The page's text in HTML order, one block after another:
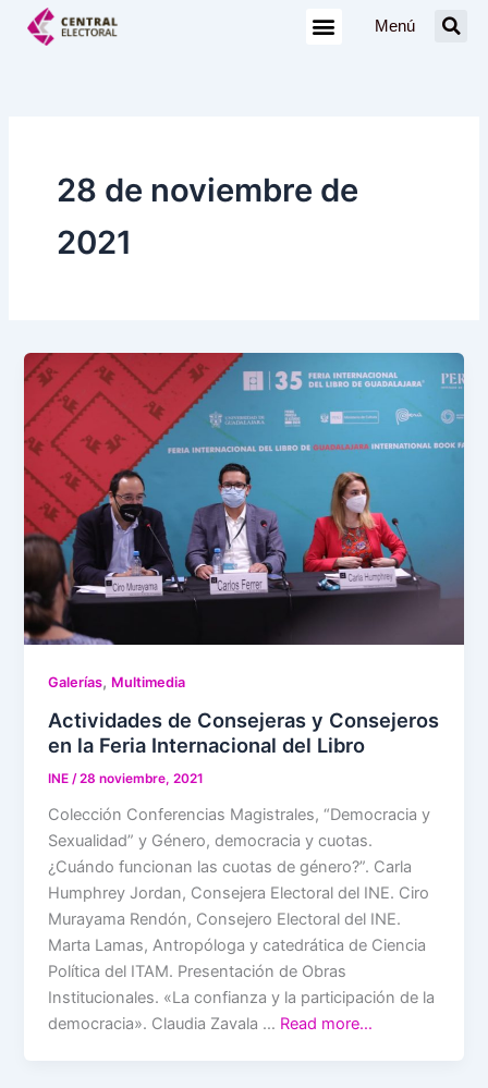
Menú
28 de noviembre de
2021
Galerías, Multimedia
Actividades de Consejeras y Consejeros
en la Feria Internacional del Libro
INE/28 noviembre, 2021
Colección Conferencias Magistrales, “Democracia y
Sexualidad” y Género, democracia y cuotas.
¿Cuándo funcionan las cuotas de género?”. Carla
Humphrey Jordan, Consejera Electoral del INE. Ciro
Murayama Rendón, Consejero Electoral del INE.
Marta Lamas, Antropóloga y catedrática de Ciencia
Política del ITAM. Presentación de Obras
Institucionales. «La confianza y la participación de la
democracia». Claudia Zavala … Read more…